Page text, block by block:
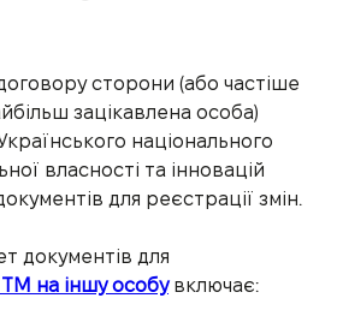
сторони (або частіше
зацікавлена особа)
національного
власності та інновацій
для реєстрації змін.
документів для
на іншу особувключає: